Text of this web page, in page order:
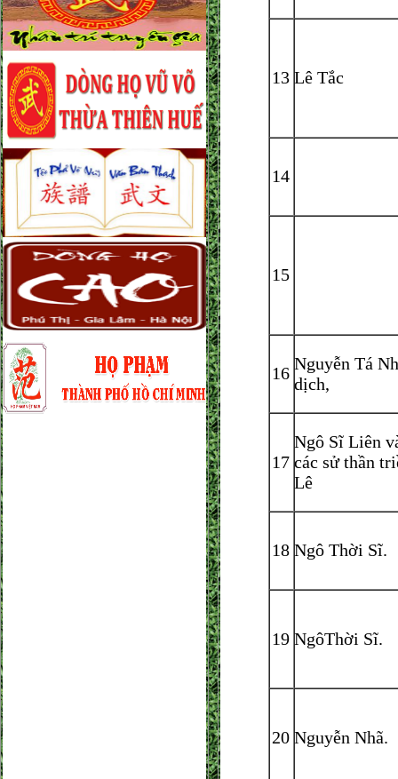
13 Lê Tắc
14
15
16 Nguyễn Tá
dịch,
17
Ngô Sĩ Liên
các sử thần
Lê
18 Ngô Thời Sĩ.
19 NgôThời Sĩ.
20 Nguyễn Nhã.